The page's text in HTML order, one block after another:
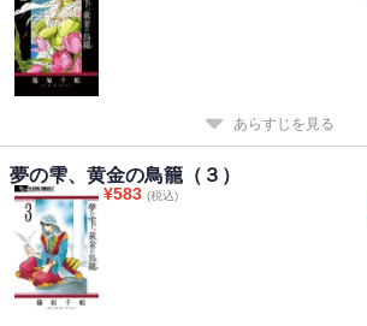
あらすじを見る
夢の雫、黄金の鳥籠（３）
¥583 (税込)